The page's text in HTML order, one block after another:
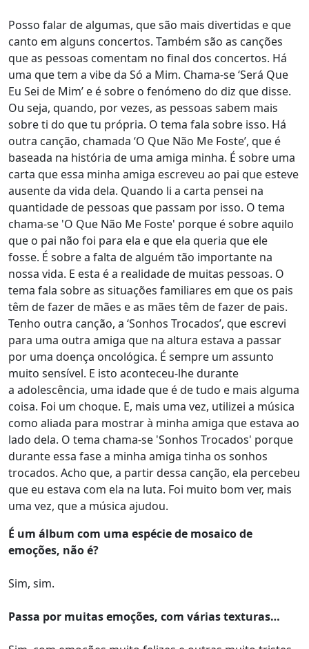
Posso falar de algumas, que são mais divertidas e que
canto em alguns concertos. Também são as canções
que as pessoas comentam no final dos concertos. Há
uma que tem a vibe da Só a Mim. Chama-se ‘Será Que
Eu Sei de Mim’ e é sobre o fenómeno do diz que disse.
Ou seja, quando, por vezes, as pessoas sabem mais
sobre ti do que tu própria. O tema fala sobre isso. Há
outra canção, chamada ‘O Que Não Me Foste’, que é
baseada na história de uma amiga minha. É sobre uma
carta que essa minha amiga escreveu ao pai que esteve
ausente da vida dela. Quando li a carta pensei na
quantidade de pessoas que passam por isso. O tema
chama-se 'O Que Não Me Foste' porque é sobre aquilo
que o pai não foi para ela e que ela queria que ele
fosse. É sobre a falta de alguém tão importante na
nossa vida. E esta é a realidade de muitas pessoas. O
tema fala sobre as situações familiares em que os pais
têm de fazer de mães e as mães têm de fazer de pais.
Tenho outra canção, a ‘Sonhos Trocados’, que escrevi
para uma outra amiga que na altura estava a passar
por uma doença oncológica. É sempre um assunto
muito sensível. E isto aconteceu-lhe durante
a adolescência, uma idade que é de tudo e mais alguma
coisa. Foi um choque. E, mais uma vez, utilizei a música
como aliada para mostrar à minha amiga que estava ao
lado dela. O tema chama-se 'Sonhos Trocados' porque
durante essa fase a minha amiga tinha os sonhos
trocados. Acho que, a partir dessa canção, ela percebeu
que eu estava com ela na luta. Foi muito bom ver, mais
uma vez, que a música ajudou.
É um álbum com uma espécie de mosaico de
emoções, não é?
Sim, sim.
Passa por muitas emoções, com várias texturas…